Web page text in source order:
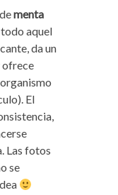
menta
aquel
da un
ofrece
El
Las fotos
se